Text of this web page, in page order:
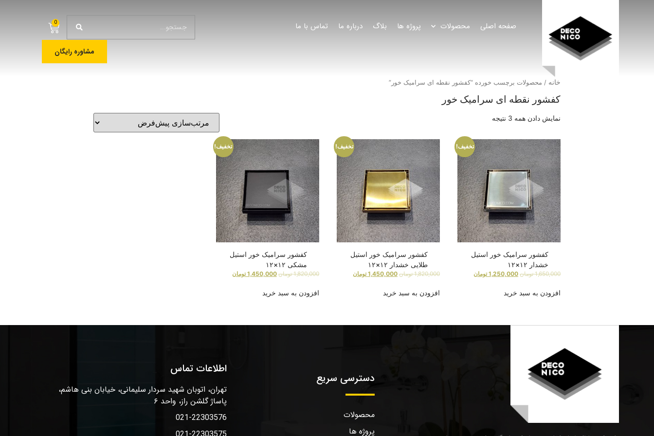
صفحه اصلی محصولات پروژه ها بلاگ درباره ما تماس با ما 0
مشاوره رایگان
خانه / محصولات برچسب خورده “کفشور نقطه ای سرامیک خور”
کفشور نقطه ای سرامیک خور
نمایش دادن همه 3 نتیجه
تخفیف!
کفشور سرامیک خور استیل
خشدار ۱۲×۱۲
1,650,000 تومان 1,250,000 تومان
افزودن به سبد خرید
تخفیف!
کفشور سرامیک خور استیل
طلایی خشدار ۱۲×۱۲
1,820,000 تومان 1,450,000 تومان
افزودن به سبد خرید
تخفیف!
کفشور سرامیک خور استیل
مشکی ۱۲×۱۲
1,820,000 تومان 1,450,000 تومان
افزودن به سبد خرید
دسترسی سریع
محصولات
پروژه ها
اطلاعات تماس
تهران، اتوبان شهید سردار سلیمانی، خیابان بنی هاشم،
پاساژ گلشن راز، واحد ۶
021-22303576